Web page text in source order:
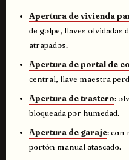
Apertura de vivienda
de golpe, llaves olvidadas
atrapados.
Apertura de portal de
central, llave maestra
Apertura de trastero:
bloqueada por humedad.
Apertura de garaje: con
portón manual atascado.